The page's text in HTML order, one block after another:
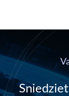
AC power. It is
designed with
isolati...